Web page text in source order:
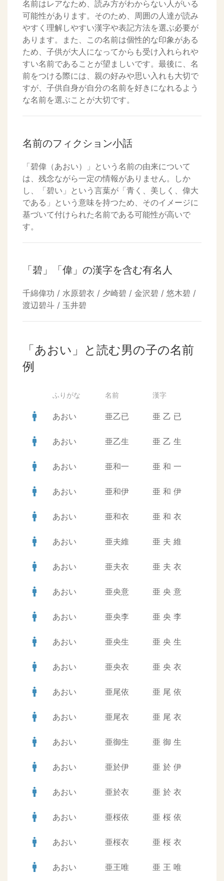
名前はレアなため、読み方がわからない人がいる
可能性があります。そのため、周囲の人達が読み
やすく理解しやすい漢字や表記方法を選ぶ必要が
あります。また、この名前は個性的な印象がある
ため、子供が大人になってからも受け入れられや
すい名前であることが望ましいです。最後に、名
前をつける際には、親の好みや思い入れも大切で
すが、子供自身が自分の名前を好きになれるよう
な名前を選ぶことが大切です。
名前のフィクション小話
「碧偉（あおい）」という名前の由来について
は、残念ながら一定の情報がありません。しか
し、「碧い」という言葉が「青く、美しく、偉大
である」という意味を持つため、そのイメージに
基づいて付けられた名前である可能性が高いで
す。
「碧」「偉」の漢字を含む有名人
千綿偉功 / 水原碧衣 / 夕崎碧 / 金沢碧 / 悠木碧 /
渡辺碧斗 / 玉井碧
「あおい」と読む男の子の名前
例
ふりがな 名前 漢字
man あおい 亜乙已 亜 乙 已
man あおい 亜乙生 亜 乙 生
man あおい 亜和一 亜 和 一
man あおい 亜和伊 亜 和 伊
man あおい 亜和衣 亜 和 衣
man あおい 亜夫維 亜 夫 維
man あおい 亜夫衣 亜 夫 衣
man あおい 亜央意 亜 央 意
man あおい 亜央李 亜 央 李
man あおい 亜央生 亜 央 生
man あおい 亜央衣 亜 央 衣
man あおい 亜尾依 亜 尾 依
man あおい 亜尾衣 亜 尾 衣
man あおい 亜御生 亜 御 生
man あおい 亜於伊 亜 於 伊
man あおい 亜於衣 亜 於 衣
man あおい 亜桜依 亜 桜 依
man あおい 亜桜衣 亜 桜 衣
man あおい 亜王唯 亜 王 唯